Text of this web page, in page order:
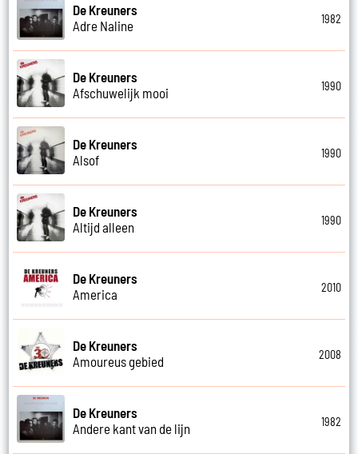
De Kreuners
Adre Naline
1982
De Kreuners
Afschuwelijk mooi
1990
De Kreuners
Alsof
1990
De Kreuners
Altijd alleen
1990
De Kreuners
America
2010
De Kreuners
Amoureus gebied
2008
De Kreuners
Andere kant van de lijn
1982